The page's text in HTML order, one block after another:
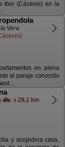
Ibor (Cáceres) en la
Vera
en plena
al paraje conocido
...
a 29,1 km
y acojedora casa,